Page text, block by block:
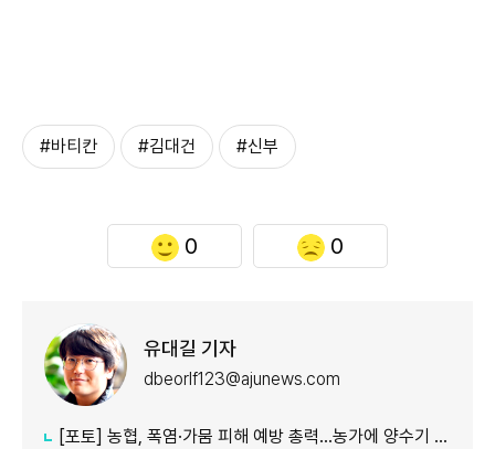
#바티칸 #김대건 #신부
0 0
유대길 기자
dbeorlf123@ajunews.com
[포토] 농협, 폭염·가뭄 피해 예방 총력…농가에 양수기 지원